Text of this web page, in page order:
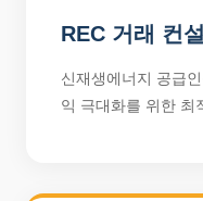
REC 거래 컨
신재생에너지 공급
익 극대화를 위한 최